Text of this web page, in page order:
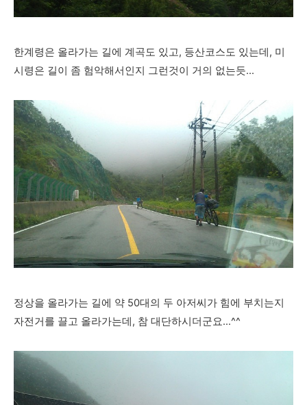
한계령은 올라가는 길에 계곡도 있고, 등산코스도 있는데, 미
시령은 길이 좀 험악해서인지 그런것이 거의 없는듯...
정상을 올라가는 길에 약 50대의 두 아저씨가 힘에 부치는지
자전거를 끌고 올라가는데, 참 대단하시더군요...^^